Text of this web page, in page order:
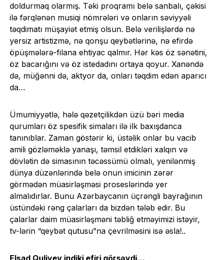
doldurmaq olarmış. Təki proqramı belə sanbalı, çəkisi
ilə fərqlənən musiqi nömrələri və onların səviyyəli
təqdimatı müşayiət etmiş olsun. Belə verilişlərdə nə
yersiz artistizmə, nə qonşu qeybətlərinə, nə efirdə
öpüşmələrə-filana ehtiyac qalmır. Hər kəs öz sənətini,
öz bacarığını və öz istedadını ortaya qoyur. Xanəndə
də, müğənni də, aktyor da, onları təqdim edən aparıcı
da…
Ümumiyyətlə, hələ qəzetçilikdən üzü bəri media
qurumları öz spesifik simaları ilə ilk baxışdanca
tanınıblar. Zaman göstərir ki, üstəlik onlar bu vacib
amili gözləməklə yanaşı, təmsil etdikləri xalqın və
dövlətin də simasının təcəssümü olmalı, yenilənmiş
dünya düzənlərində belə onun imicinin zərər
görmədən müasirləşməsi proseslərində yer
almalıdırlar. Bunu Azərbaycanın üçrəngli bayrağının
üstündəki rəng çalarları da bizdən tələb edir. Bu
çalarlar daim müasirləşməni təbliğ etməyimizi istəyir,
tv-lərin “qeybət qutusu”na çevrilməsini isə əsla!..